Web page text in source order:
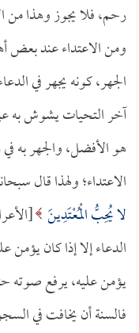
رحم، فلا يجوز وهذا من
ومن الاعتداء عند بعض
الجهر، كونه يجهر في
آخر التحيات يشوش به
هو الأفضل، والجهر به
الاعتداء؛ ولهذا قال
لا يُحِبُّ الْمُعْتَدِينَ
الدعاء إلا إذا كان يؤمن
يؤمن عليه، يرفع صوته
فالسنة أن يخافت في